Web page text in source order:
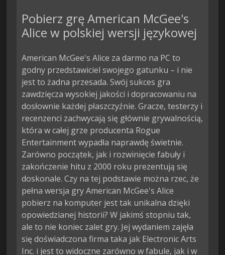
Pobierz grę American McGee's
Alice w polskiej wersji językowej
American McGee's Alice za darmo na PC to
godny przedstawiciel swojego gatunku – i nie
jest to żadna przesada. Swój sukces gra
zawdzięcza wysokiej jakości i dopracowaniu na
dosłownie każdej płaszczyźnie. Gracze, testerzy i
recenzenci zachwycają się głównie grywalnością,
która w całej grze producenta Rogue
Entertainment wypadła naprawdę świetnie.
Zarówno początek, jak i rozwinięcie fabuły i
zakończenie hitu z 2000 roku prezentują się
doskonale. Czy na tej podstawie można rzec, że
pełna wersja gry American McGee's Alice
pobierz na komputer jest tak unikalna dzięki
opowiedzianej historii? W jakimś stopniu tak,
ale to nie koniec zalet gry. Jej wydaniem zajęła
się doświadczona firma taka jak Electronic Arts
Inc. i jest to widoczne zarówno w fabule, jak i w